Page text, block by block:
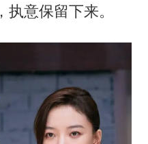
意保留下来。